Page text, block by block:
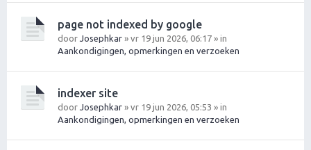
page not indexed by google
door Josephkar » vr 19 jun 2026, 06:17 » in
Aankondigingen, opmerkingen en verzoeken
indexer site
door Josephkar » vr 19 jun 2026, 05:53 » in
Aankondigingen, opmerkingen en verzoeken